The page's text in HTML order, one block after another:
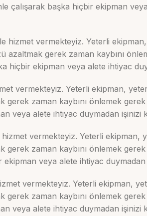
çalışarak başka hiçbir ekipman
hizmet vermekteyiz. Yeterli
gerek zaman kaybını
hiçbir ekipman veya alete ihtiyac
vermekteyiz. Yeterli ekipman,
zaman kaybını önlemek
veya alete ihtiyac duymadan işinizi
vermekteyiz. Yeterli ekipman,
zaman kaybını önlemek
ekipman veya alete ihtiyac
vermekteyiz. Yeterli ekipman,
zaman kaybını önlemek
veya alete ihtiyac duymadan işinizi